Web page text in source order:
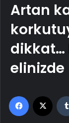
Artan
dikkat…
elinizde
Facebook